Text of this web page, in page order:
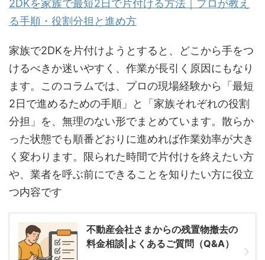
2DKを家族で最短2日で片付ける方法｜プロが教え
る手順・役割分担と進め方
家族で2DKを片付けようとすると、どこから手をつ
けるべきか迷いやすく、作業が長引く原因にもなり
ます。このコラムでは、プロの現場経験から「最短
2日で進めるための手順」と「家族それぞれの役割
分担」を、無理のない形でまとめています。散らか
った状態でも順番どおりに進めれば作業効率が大き
く変わります。限られた時間で片付けを終えたい方
や、業者を呼ぶ前にできることを知りたい方に役立
つ内容です
不動産会社さまからの残置物撤去の
料金相談|よくあるご質問（Q&A）